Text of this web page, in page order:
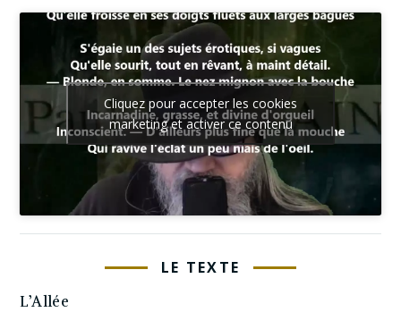
Cliquez pour accepter les cookies
marketing et activer ce contenu
LE TEXTE
L’Allée